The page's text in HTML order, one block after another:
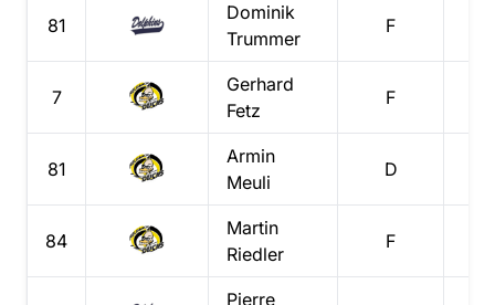
81
Dominik
Trummer
F
7
Gerhard
Fetz
F
81
Armin
Meuli
D
84
Martin
Riedler
F
Pierre